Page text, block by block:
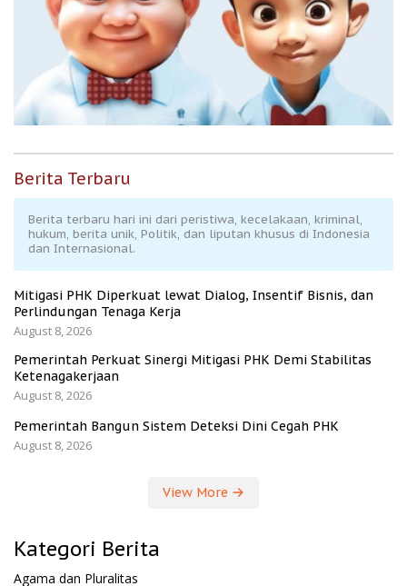
Berita Terbaru
Berita terbaru hari ini dari peristiwa, kecelakaan, kriminal,
hukum, berita unik, Politik, dan liputan khusus di Indonesia
dan Internasional.
Mitigasi PHK Diperkuat lewat Dialog, Insentif Bisnis, dan
Perlindungan Tenaga Kerja
August 8, 2026
Pemerintah Perkuat Sinergi Mitigasi PHK Demi Stabilitas
Ketenagakerjaan
August 8, 2026
Pemerintah Bangun Sistem Deteksi Dini Cegah PHK
August 8, 2026
View More
Kategori Berita
Agama dan Pluralitas